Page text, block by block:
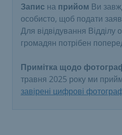
Запис на прийом Ви
особисто, щоб подати
Для відвідування Відділу
громадян потрібен
Примітка щодо
травня 2025 року ми
завірені цифрові